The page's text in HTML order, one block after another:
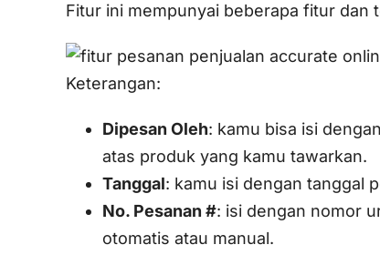
Fitur ini mempunyai beberapa fitur dan
Keterangan:
Dipesan Oleh: kamu bisa isi
atas produk yang kamu tawarkan.
Tanggal: kamu isi dengan tanggal
No. Pesanan #: isi dengan nomor
otomatis atau manual.